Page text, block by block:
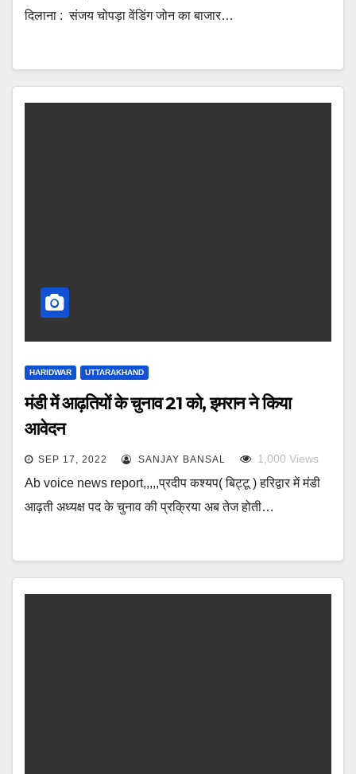
दिलाना : संजय चोपड़ा वेंडिंग जोन का बाजार…
HARIDWAR UTTARAKHAND
मंडी में आढ़तियों के चुनाव 21 को, इमरान ने किया
आवेदन
SEP 17, 2022 SANJAY BANSAL 1,000 Views
Ab voice news report,,,,,प्रदीप कश्यप( बिट्टू ) हरिद्वार में मंडी
आढ़ती अध्यक्ष पद के चुनाव की प्रक्रिया अब तेज होती…